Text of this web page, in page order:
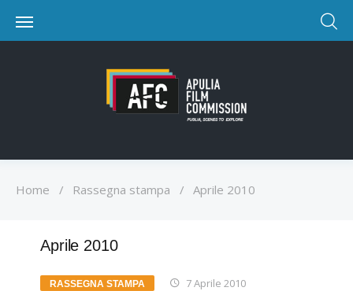
Home / Rassegna stampa / Aprile 2010
Aprile 2010
RASSEGNA STAMPA 7 Aprile 2010